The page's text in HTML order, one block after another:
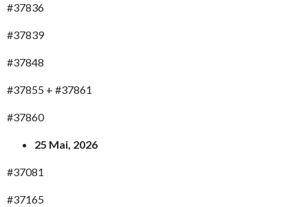
#37836
#37839
#37848
#37855 + #37861
#37860
25 Mai, 2026
#37081
#37165